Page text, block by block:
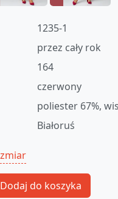
1235-1
przez cały rok
164
czerwony
poliester 67%,
Białoruś
Dodaj do koszyka